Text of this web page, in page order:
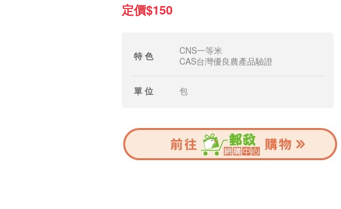
定價$150
特 色
CNS一等米
CAS台灣優良農產品驗證
單 位 包